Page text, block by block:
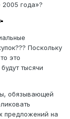
2005 года»?
Поскольку
это
тысячи
обязывающей
предложений на